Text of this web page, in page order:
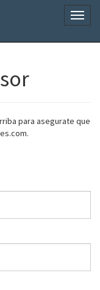
para asegurate que